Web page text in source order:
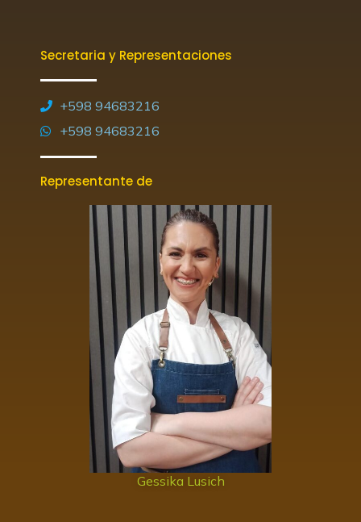
Secretaria y Representaciones
+598 94683216
+598 94683216
Representante de
Gessika Lusich